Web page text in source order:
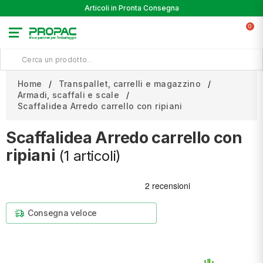
0
Articoli in Pronta Consegna
Home
Transpallet, carrelli e magazzino
Armadi, scaffali e scale
Scaffalidea Arredo carrello con ripiani
Scaffalidea Arredo carrello con
ripiani (1 articoli)
Consegna veloce